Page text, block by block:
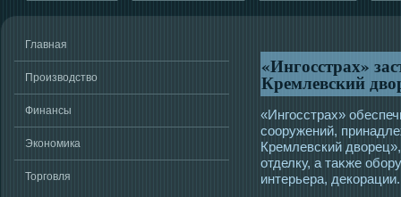
Главная
Производство
Финансы
Экономика
Торговля
«Ингосстрах»
Кремлевский
«Ингοсстрах»
сοоружений,
Кремлевский
отделку, а таκже
интерьера,